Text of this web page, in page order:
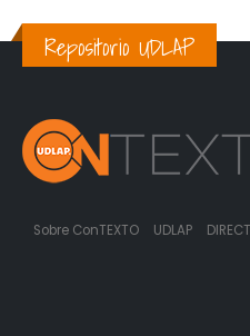
Repositorio UDLAP
Sobre ConTEXTO UDLAP